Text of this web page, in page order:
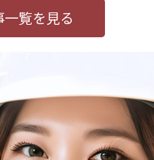
覧を見る